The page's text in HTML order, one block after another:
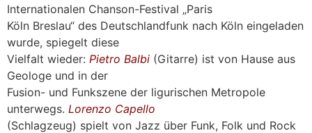
Internationalen Chanson-Festival „Paris
Köln Breslau“ des Deutschlandfunk nach Köln eingeladen
wurde, spiegelt diese
Vielfalt wieder: Pietro Balbi (Gitarre) ist von Hause aus
Geologe und in der
Fusion- und Funkszene der ligurischen Metropole
unterwegs. Lorenzo Capello
(Schlagzeug) spielt von Jazz über Funk, Folk und Rock